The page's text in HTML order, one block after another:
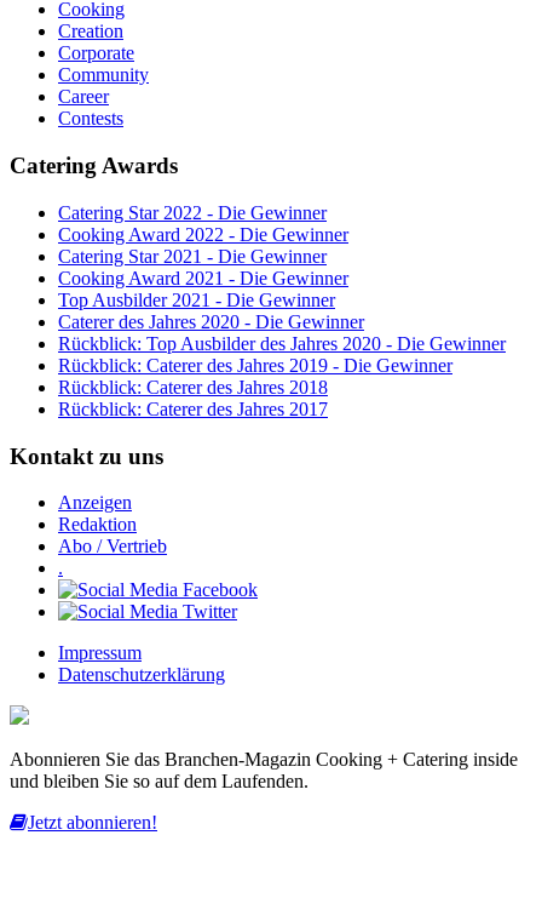
Cooking
Creation
Corporate
Community
Career
Contests
Catering Awards
Catering Star 2022 - Die Gewinner
Cooking Award 2022 - Die Gewinner
Catering Star 2021 - Die Gewinner
Cooking Award 2021 - Die Gewinner
Top Ausbilder 2021 - Die Gewinner
Caterer des Jahres 2020 - Die Gewinner
Rückblick: Top Ausbilder des Jahres 2020 - Die Gewinner
Rückblick: Caterer des Jahres 2019 - Die Gewinner
Rückblick: Caterer des Jahres 2018
Rückblick: Caterer des Jahres 2017
Kontakt zu uns
Anzeigen
Redaktion
Abo / Vertrieb
.
Impressum
Datenschutzerklärung
Abonnieren Sie das Branchen-Magazin Cooking + Catering inside
und bleiben Sie so auf dem Laufenden.
Jetzt abonnieren!